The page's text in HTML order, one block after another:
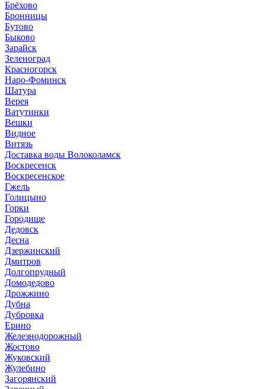
Брёхово
Бронницы
Бутово
Быково
Зарайск
Зеленоград
Красногорск
Наро-Фоминск
Шатура
Верея
Ватутинки
Вешки
Видное
Витязь
Доставка воды Волоколамск
Воскресенск
Воскресенское
Гжель
Голицыно
Горки
Городище
Дедовск
Десна
Дзержинский
Дмитров
Долгопрудный
Домодедово
Дрожжино
Дубна
Дубровка
Ерино
Железнодорожный
Жостово
Жуковский
Жулебино
Загорянский